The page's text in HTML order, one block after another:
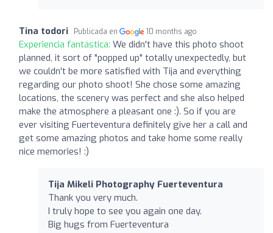
Tina todori Publicada en 10 months ago
Experiencia fantástica: We didn't have this photo shoot
planned, it sort of "popped up" totally unexpectedly, but
we couldn't be more satisfied with Tija and everything
regarding our photo shoot! She chose some amazing
locations, the scenery was perfect and she also helped
make the atmosphere a pleasant one :). So if you are
ever visiting Fuerteventura definitely give her a call and
get some amazing photos and take home some really
nice memories! :)
Tija Mikeli Photography Fuerteventura
Thank you very much.
I truly hope to see you again one day.
Big hugs from Fuerteventura